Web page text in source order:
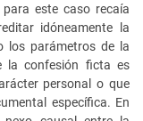
este caso recaía
idóneamente la
los parámetros de la
la confesión ficta es
personal o que
específica. En